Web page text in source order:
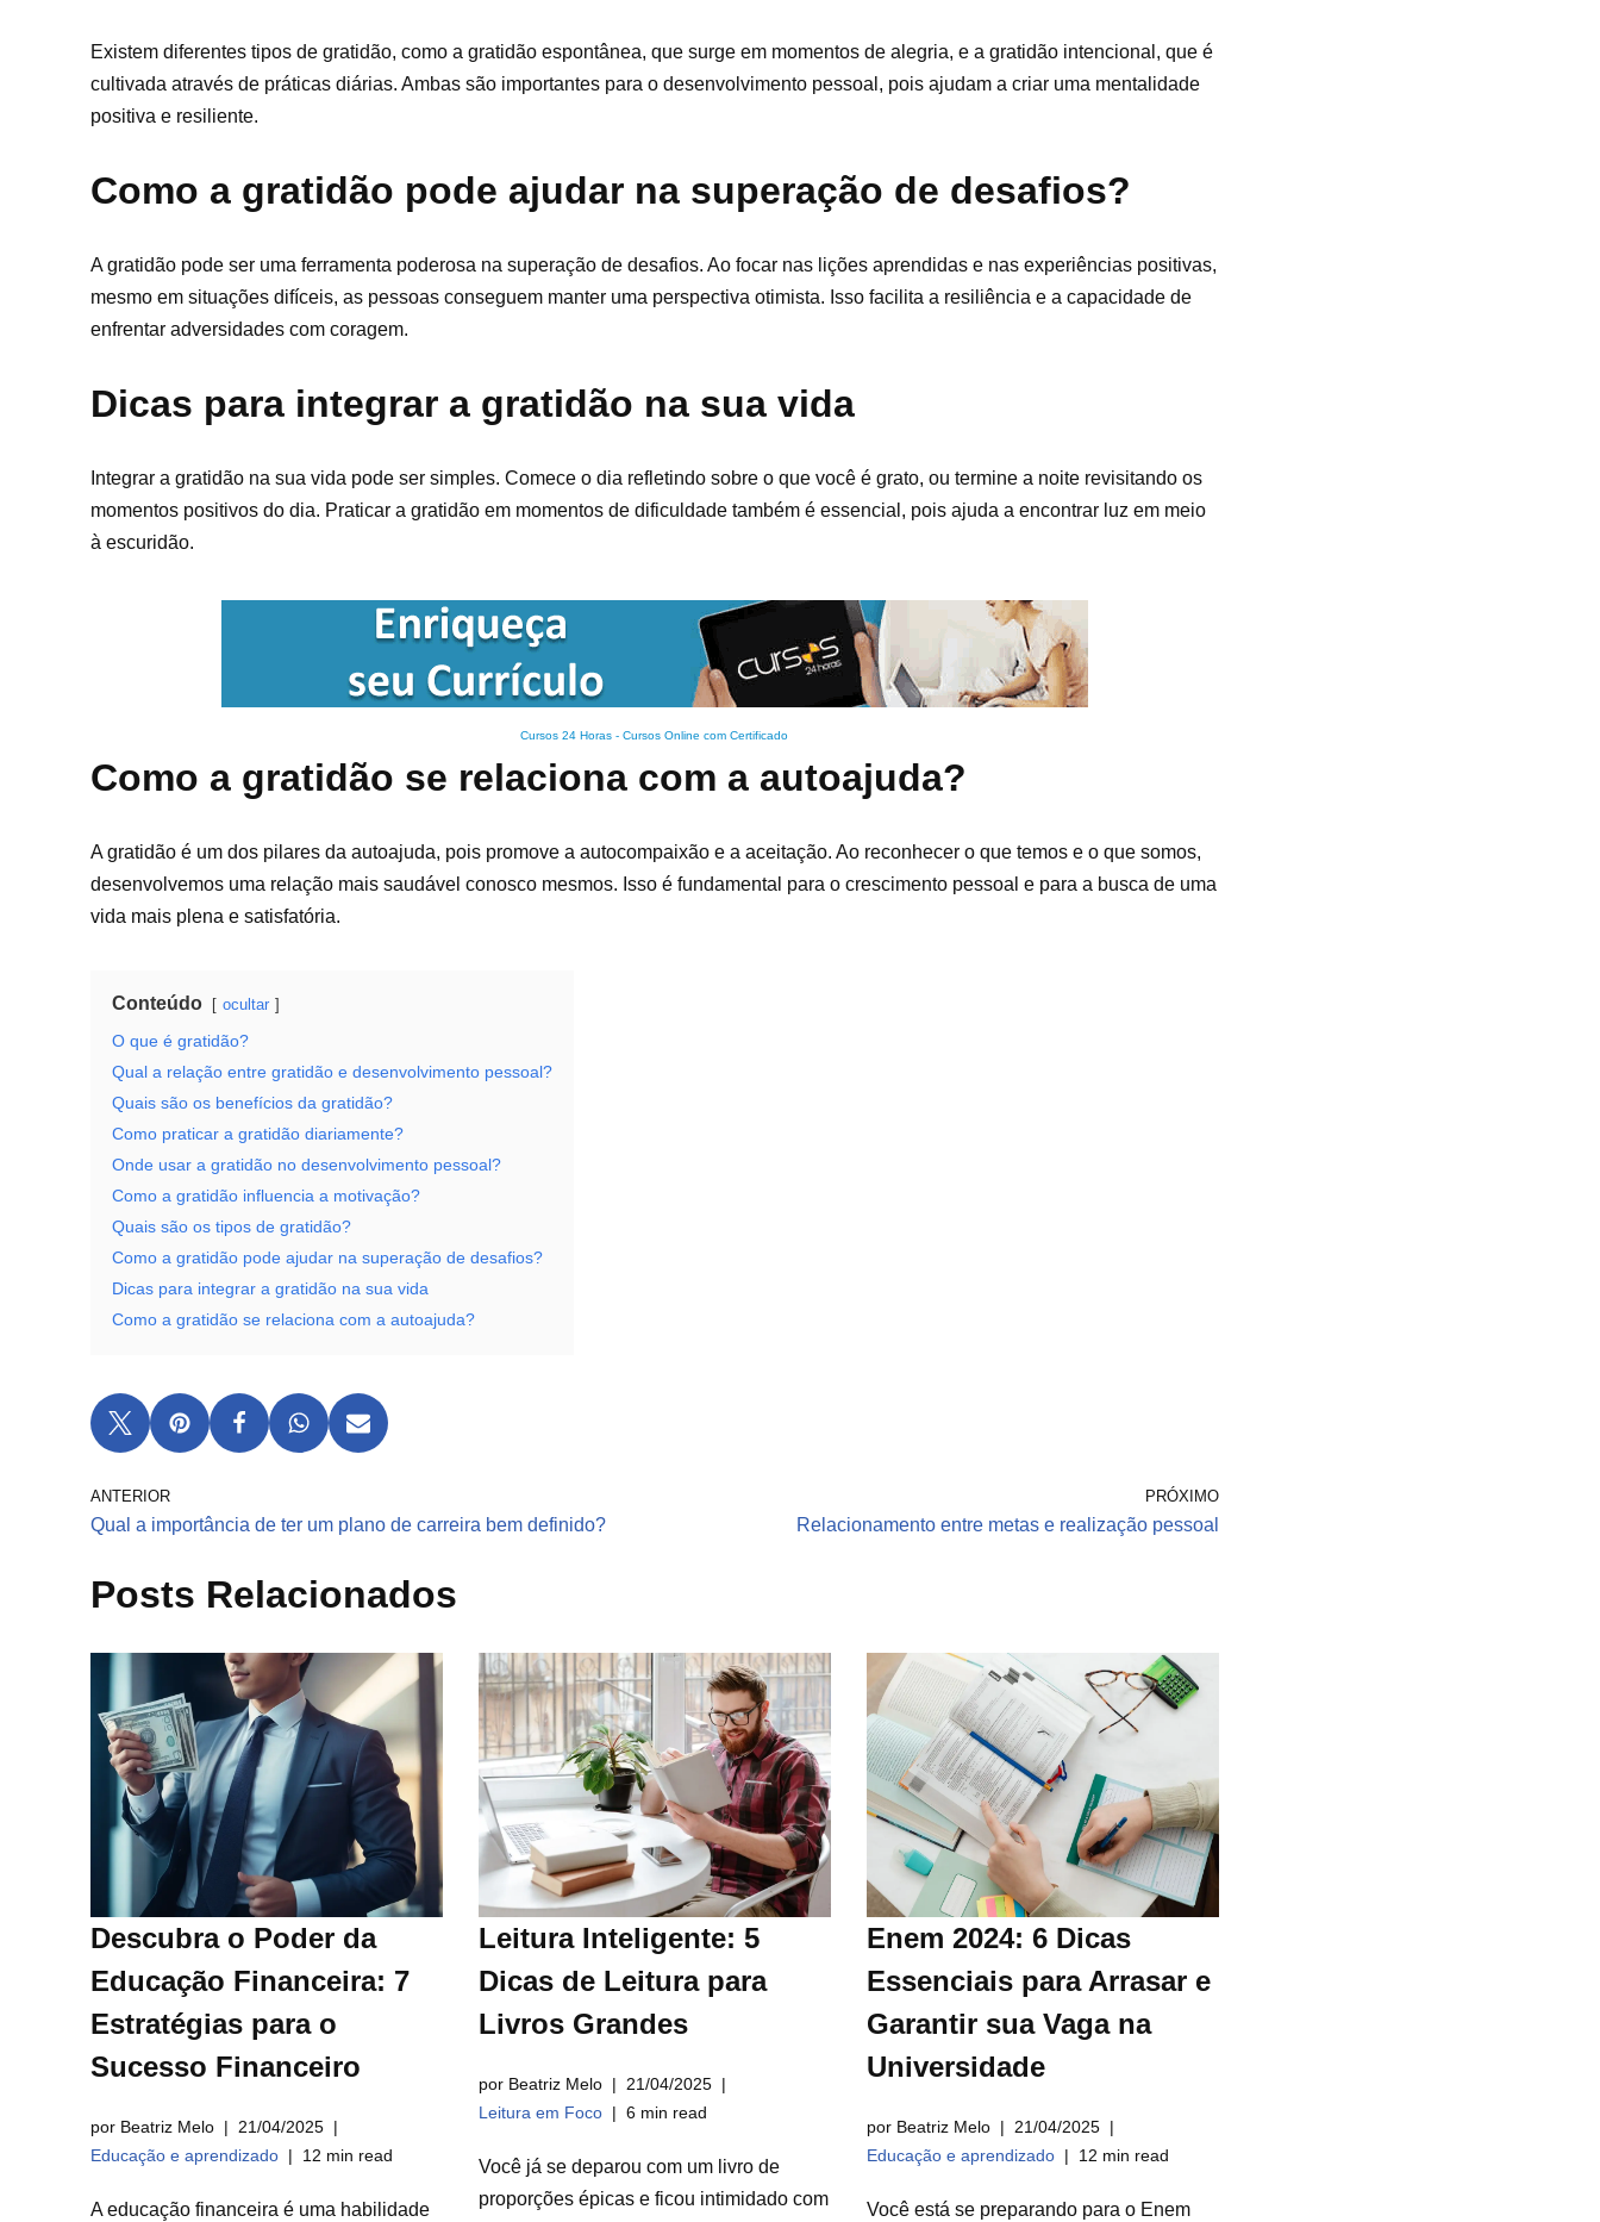
Existem diferentes tipos de gratidão, como a gratidão espontânea, que surge em momentos de alegria, e a gratidão intencional, que é
cultivada através de práticas diárias. Ambas são importantes para o desenvolvimento pessoal, pois ajudam a criar uma mentalidade
positiva e resiliente.
Como a gratidão pode ajudar na superação de desafios?
A gratidão pode ser uma ferramenta poderosa na superação de desafios. Ao focar nas lições aprendidas e nas experiências positivas,
mesmo em situações difíceis, as pessoas conseguem manter uma perspectiva otimista. Isso facilita a resiliência e a capacidade de
enfrentar adversidades com coragem.
Dicas para integrar a gratidão na sua vida
Integrar a gratidão na sua vida pode ser simples. Comece o dia refletindo sobre o que você é grato, ou termine a noite revisitando os
momentos positivos do dia. Praticar a gratidão em momentos de dificuldade também é essencial, pois ajuda a encontrar luz em meio
à escuridão.
Cursos 24 Horas - Cursos Online com Certificado
Como a gratidão se relaciona com a autoajuda?
A gratidão é um dos pilares da autoajuda, pois promove a autocompaixão e a aceitação. Ao reconhecer o que temos e o que somos,
desenvolvemos uma relação mais saudável conosco mesmos. Isso é fundamental para o crescimento pessoal e para a busca de uma
vida mais plena e satisfatória.
Conteúdo ocultar
O que é gratidão?
Qual a relação entre gratidão e desenvolvimento pessoal?
Quais são os benefícios da gratidão?
Como praticar a gratidão diariamente?
Onde usar a gratidão no desenvolvimento pessoal?
Como a gratidão influencia a motivação?
Quais são os tipos de gratidão?
Como a gratidão pode ajudar na superação de desafios?
Dicas para integrar a gratidão na sua vida
Como a gratidão se relaciona com a autoajuda?
ANTERIOR
Qual a importância de ter um plano de carreira bem definido?
PRÓXIMO
Relacionamento entre metas e realização pessoal
Posts Relacionados
Descubra o Poder da
Educação Financeira: 7
Estratégias para o
Sucesso Financeiro
por Beatriz Melo
21/04/2025
Educação e aprendizado
12 min read
A educação financeira é uma habilidade
Leitura Inteligente: 5
Dicas de Leitura para
Livros Grandes
por Beatriz Melo
21/04/2025
Leitura em Foco
6 min read
Você já se deparou com um livro de
proporções épicas e ficou intimidado com
Enem 2024: 6 Dicas
Essenciais para Arrasar e
Garantir sua Vaga na
Universidade
por Beatriz Melo
21/04/2025
Educação e aprendizado
12 min read
Você está se preparando para o Enem